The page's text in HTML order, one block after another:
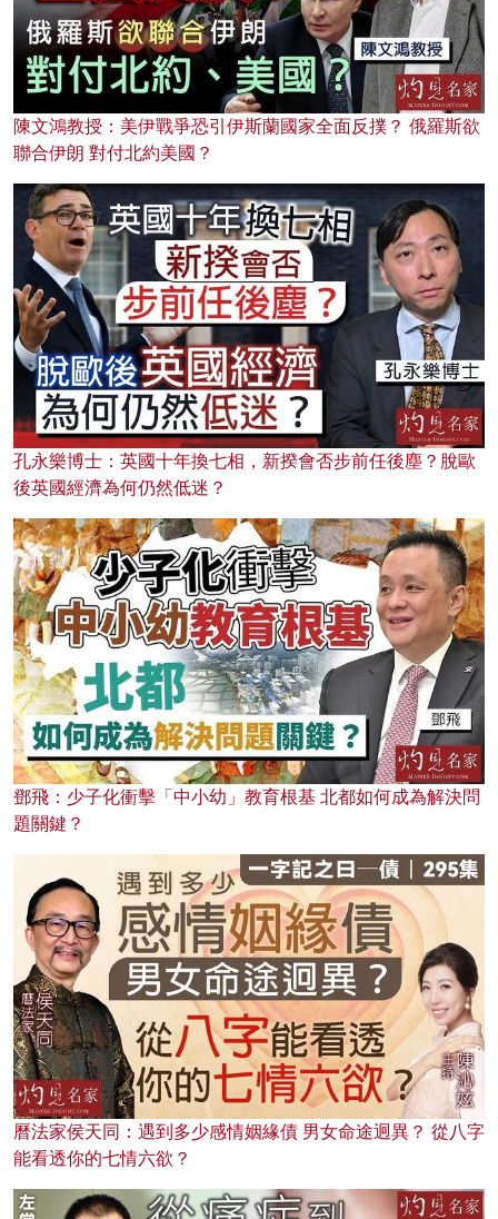
陳文鴻教授：美伊戰爭恐引伊斯蘭國家全面反撲？ 俄羅斯欲
聯合伊朗 對付北約美國？
孔永樂博士：英國十年換七相，新揆會否步前任後塵？脫歐
後英國經濟為何仍然低迷？
鄧飛：少子化衝擊「中小幼」教育根基 北都如何成為解決問
題關鍵？
曆法家侯天同：遇到多少感情姻緣債 男女命途迥異？ 從八字
能看透你的七情六欲？